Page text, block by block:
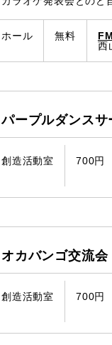
ホール 無料
西
パープルダンスサ
創造活動室 700円
オカバンゴ交流会
創造活動室 700円